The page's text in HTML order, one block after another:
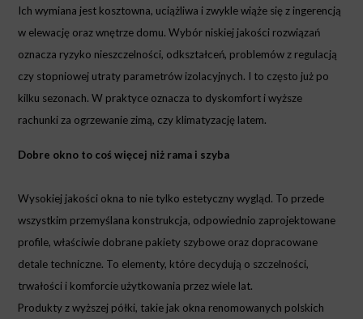
Ich wymiana jest kosztowna, uciążliwa i zwykle wiąże się z ingerencją
w elewację oraz wnętrze domu. Wybór niskiej jakości rozwiązań
oznacza ryzyko nieszczelności, odkształceń, problemów z regulacją
czy stopniowej utraty parametrów izolacyjnych. I to często już po
kilku sezonach. W praktyce oznacza to dyskomfort i wyższe
rachunki za ogrzewanie zimą, czy klimatyzację latem.
Dobre okno to coś więcej niż rama i szyba
Wysokiej jakości okna to nie tylko estetyczny wygląd. To przede
wszystkim przemyślana konstrukcja, odpowiednio zaprojektowane
profile, właściwie dobrane pakiety szybowe oraz dopracowane
detale techniczne. To elementy, które decydują o szczelności,
trwałości i komforcie użytkowania przez wiele lat.
Produkty z wyższej półki, takie jak okna renomowanych polskich